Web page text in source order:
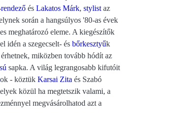
és Lakatos Márk, stylist az
során a hangsúlyos '80-as évek
meghatározó eleme. A kiegészítők
idén a szegecselt- és bőrkesztyűk
miközben tovább hódít az
sapka. A világ legrangosabb kifutóit
ok - köztük Karsai Zita és Szabó
közül ha megtetszik valami, a
megvásárolhatod azt a